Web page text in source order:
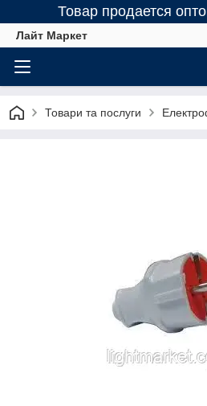
Товар продается
Лайт Маркет
Товари та послуги